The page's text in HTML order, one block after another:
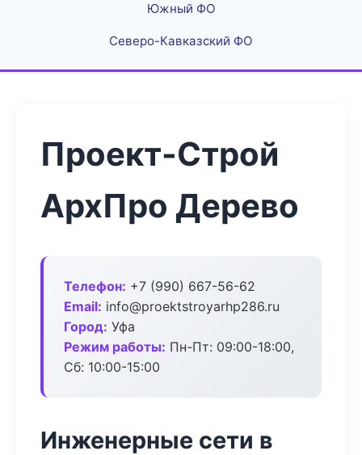
Южный ФО
Северо-Кавказский ФО
Проект-Строй
АрхПро Дерево
Телефон: +7 (990) 667-56-62
Email: info@proektstroyarhp286.ru
Город: Уфа
Режим работы: Пн-Пт: 09:00-18:00,
Сб: 10:00-15:00
Инженерные сети в